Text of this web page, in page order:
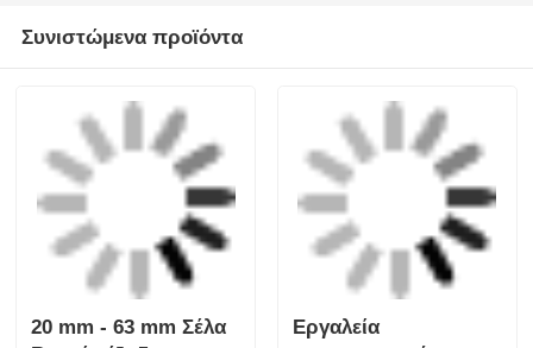
Απλό Ελαφρύ
Ηλεκτροσύνδεσης
Κεφαλοκόλλημα
20mm - 32mm
Αποστολή
ερώτησης
ηλεκτροσύνθεση
εργαλείαΑποστολή
ερώτησης